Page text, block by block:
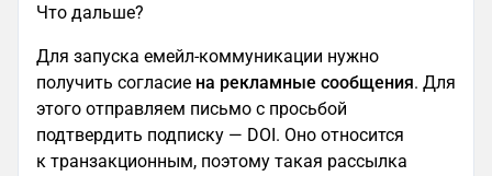
Что дальше?
Для запуска емейл-коммуникации нужно
получить согласие на рекламные сообщения. Для
этого отправляем письмо с просьбой
подтвердить подписку — DOI. Оно относится
к транзакционным, поэтому такая рассылка